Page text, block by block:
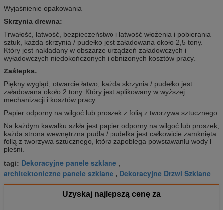
Wyjaśnienie opakowania
Skrzynia drewna:
Trwałość, łatwość, bezpieczeństwo i łatwość włożenia i pobierania
sztuk, każda skrzynia / pudełko jest załadowana około 2,5 tony.
Który jest nakładany w obszarze urządzeń załadowczych i
wyładowczych niedokończonych i obniżonych kosztów pracy.
Zaślepka:
Piękny wygląd, otwarcie łatwo, każda skrzynia / pudełko jest
załadowana około 2 tony. Który jest aplikowany w wyższej
mechanizacji i kosztów pracy.
Papier odporny na wilgoć lub proszek z folią z tworzywa sztucznego:
Na każdym kawałku szkła jest papier odporny na wilgoć lub proszek,
każda strona wewnętrzna pudła / pudełka jest całkowicie zamknięta
folią z tworzywa sztucznego, która zapobiega powstawaniu wody i
pleśni.
tagi: Dekoracyjne panele szklane ,
architektoniczne panele szklane , Dekoracyjne Drzwi Szklane
Uzyskaj najlepszą cenę za